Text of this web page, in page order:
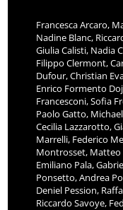
Francesca Arcaro,
Nadine Blanc,
Giulia Calisti, Nadia
Filippo Clermont,
Dufour, Christian
Enrico Formento
Francesconi, Sofia
Paolo Gatto,
Cecilia Lazzarotto,
Marrelli, Federico
Montrosset, Matteo
Emiliano Pala,
Ponsetto, Andrea
Deniel Pession,
Riccardo Savoye,